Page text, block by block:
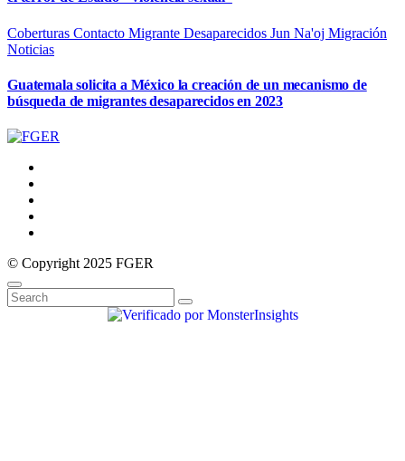
Coberturas Contacto Migrante Desaparecidos Jun Na'oj Migración
Noticias
Guatemala solicita a México la creación de un mecanismo de
búsqueda de migrantes desaparecidos en 2023
© Copyright 2025 FGER